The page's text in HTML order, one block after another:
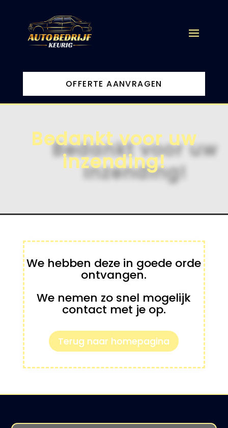
OFFERTE AANVRAGEN
Bedankt voor uw
inzending!
We hebben deze in goede orde
ontvangen.
We nemen zo snel mogelijk
contact met je op.
Terug naar homepagina